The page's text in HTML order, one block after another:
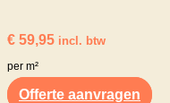
€ 59,95 incl. btw
per m²
Offerte aanvragen